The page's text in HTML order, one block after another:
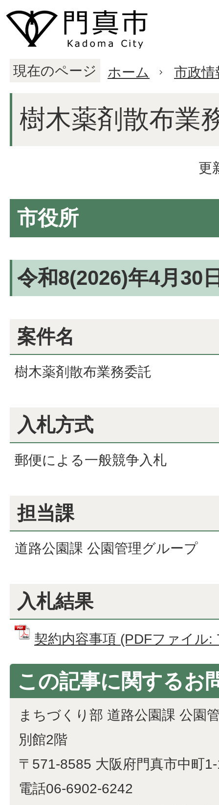
現在のページ ホーム 市政情
樹木薬剤散布業
更
市役所
令和8(2026)年4月30
案件名
樹木薬剤散布業務委託
入札方式
郵便による一般競争入札
担当課
道路公園課 公園管理グループ
入札結果
契約内容事項 (PDFファイル:
この記事に関するお
まちづくり部 道路公園課 公園
別館2階
〒571-8585 大阪府門真市中町
電話06-6902-6242